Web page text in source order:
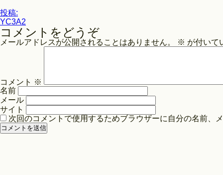
投
稿
ナ
ビ
シ
ョ
ン
投稿:
YC3A2
コメントをどうぞ
メールアドレスが公開されることはありません。 ※ が付いて
コメント ※
名前
メール
サイト
次回のコメントで使用するためブラウザーに自分の名前、